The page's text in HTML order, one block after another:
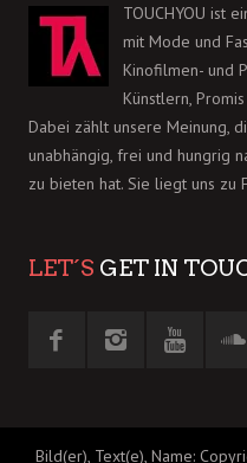
TOUCHYOU ist
mit Mode und
Kinofilmen- und
Künstlern,
Dabei zählt unsere Meinung,
unabhängig, frei und hungrig
zu bieten hat. Sie liegt uns zu
LET´S GET IN
Bild(er), Text(e), Name: